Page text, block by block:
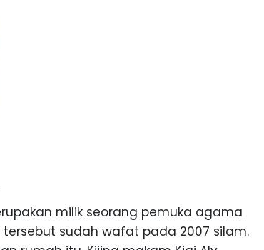
milik seorang pemuka agama
tersebut sudah wafat pada 2007 silam.